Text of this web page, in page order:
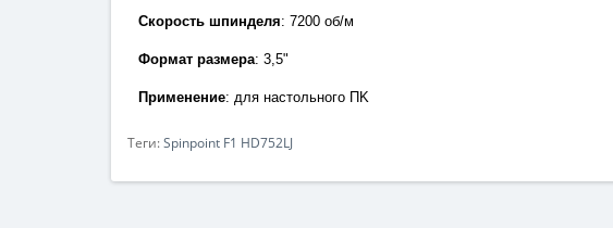
Скорость шпинделя: 7200 об/м
Формат размера: 3,5"
Применение: для настольного ПK
Теги:Spinpoint F1 HD752LJ